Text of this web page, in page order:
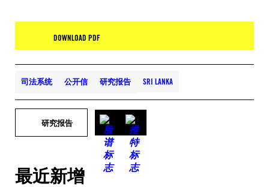
DOWNLOAD PDF
司法系统 公开信 研究报告 SRI LANKA
研究报告
最近新增